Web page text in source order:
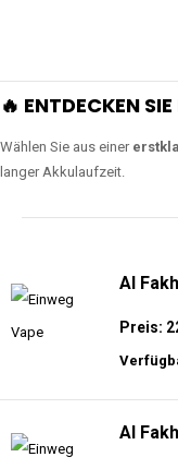
🔥 ENTDECKEN
Wählen Sie aus einer
langer Akkulaufzeit.
Al
Preis:
Al